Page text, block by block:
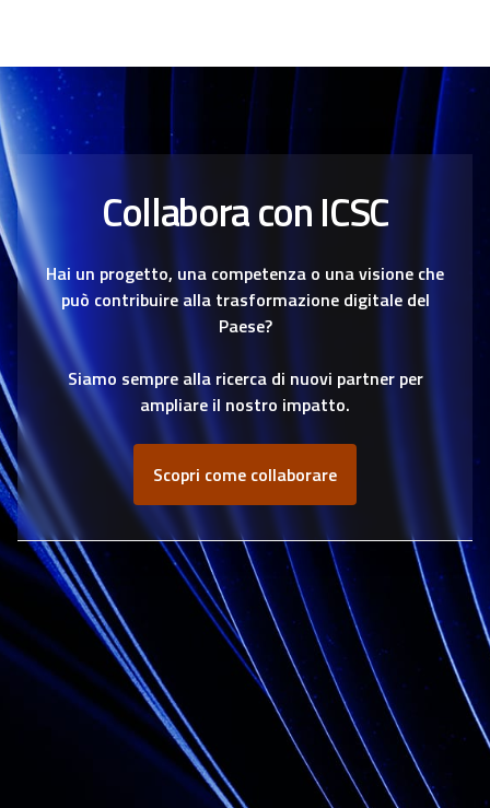
Collabora con ICSC
Hai un progetto, una competenza o una visione che
può contribuire alla trasformazione digitale del
Paese?
Siamo sempre alla ricerca di nuovi partner per
ampliare il nostro impatto.
Scopri come collaborare